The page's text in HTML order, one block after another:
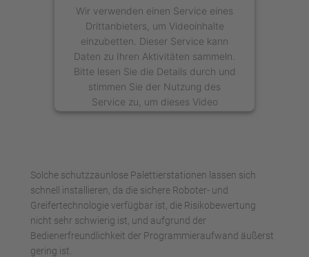
Wir verwenden einen Service eines
Drittanbieters, um Videoinhalte
einzubetten. Dieser Service kann
Daten zu Ihren Aktivitäten sammeln.
Bitte lesen Sie die Details durch und
stimmen Sie der Nutzung des
Service zu, um dieses Video
anzusehen.
Akzeptieren
powered by Usercentrics Consent
Management Platform
Solche schutzzaunlose Palettierstationen lassen sich
schnell installieren, da die sichere Roboter- und
Greifertechnologie verfügbar ist, die Risikobewertung
nicht sehr schwierig ist, und aufgrund der
Bedienerfreundlichkeit der Programmieraufwand äußerst
gering ist.